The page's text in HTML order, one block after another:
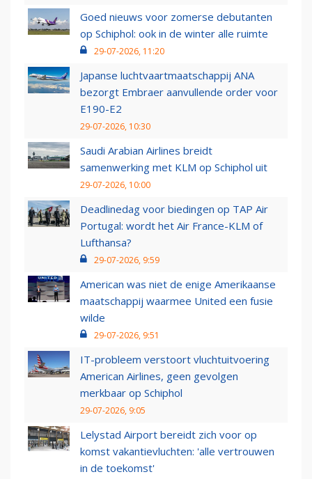
Goed nieuws voor zomerse debutanten
op Schiphol: ook in de winter alle ruimte
29-07-2026, 11:20
Japanse luchtvaartmaatschappij ANA
bezorgt Embraer aanvullende order voor
E190-E2
29-07-2026, 10:30
Saudi Arabian Airlines breidt
samenwerking met KLM op Schiphol uit
29-07-2026, 10:00
Deadlinedag voor biedingen op TAP Air
Portugal: wordt het Air France-KLM of
Lufthansa?
29-07-2026, 9:59
American was niet de enige Amerikaanse
maatschappij waarmee United een fusie
wilde
29-07-2026, 9:51
IT-probleem verstoort vluchtuitvoering
American Airlines, geen gevolgen
merkbaar op Schiphol
29-07-2026, 9:05
Lelystad Airport bereidt zich voor op
komst vakantievluchten: 'alle vertrouwen
in de toekomst'